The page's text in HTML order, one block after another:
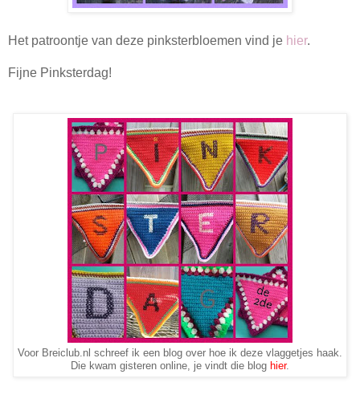
Het patroontje van deze pinksterbloemen vind je hier.
Fijne Pinksterdag!
Voor Breiclub.nl schreef ik een blog over hoe ik deze vlaggetjes haak.
Die kwam gisteren online, je vindt die blog hier.